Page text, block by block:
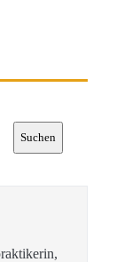
Suchen